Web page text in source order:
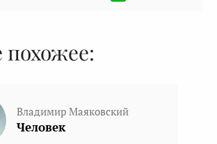
Владимир Маяковский
Человек